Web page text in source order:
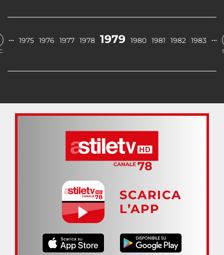
… 1975 1976 1977 1978 1979 1980 1981 1982 1983 …
SCARICA
L’APP